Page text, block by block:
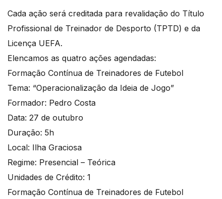
Cada ação será creditada para revalidação do Título
Profissional de Treinador de Desporto (TPTD) e da
Licença UEFA.
Elencamos as quatro ações agendadas:
Formação Contínua de Treinadores de Futebol
Tema: “Operacionalização da Ideia de Jogo”
Formador: Pedro Costa
Data: 27 de outubro
Duração: 5h
Local: Ilha Graciosa
Regime: Presencial – Teórica
Unidades de Crédito: 1
Formação Contínua de Treinadores de Futebol